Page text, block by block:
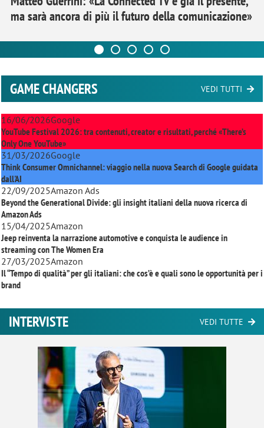
ma sarà ancora di più il futuro della comunicazione»
GAME CHANGERS VEDI TUTTI
16/06/2026Google
YouTube Festival 2026: tra contenuti, creator e risultati, perché «There’s
Only One YouTube»
31/03/2026Google
Think Consumer Omnichannel: viaggio nella nuova Search di Google guidata
dall'AI
22/09/2025Amazon Ads
Beyond the Generational Divide: gli insight italiani della nuova ricerca di
Amazon Ads
15/04/2025Amazon
Jeep reinventa la narrazione automotive e conquista le audience in
streaming conThe Women Era
27/03/2025Amazon
Il “Tempo di qualità” per gli italiani: che cos’è e quali sono le opportunità per i
brand
INTERVISTE VEDI TUTTE